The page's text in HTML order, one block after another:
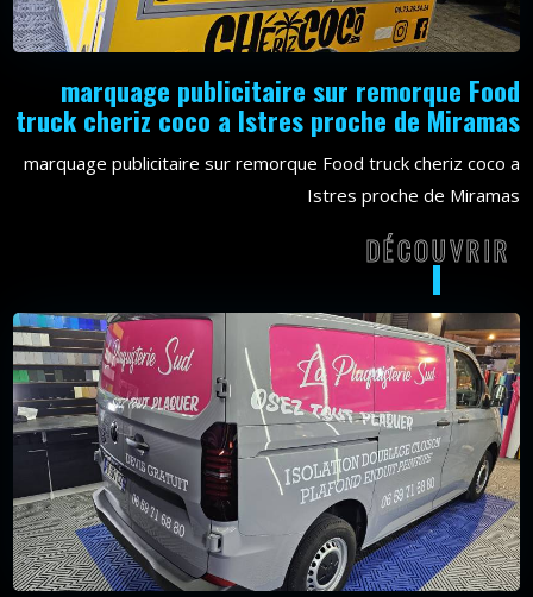
marquage publicitaire sur remorque Food
truck cheriz coco a Istres proche de Miramas
marquage publicitaire sur remorque Food truck cheriz coco a
Istres proche de Miramas
DÉCOUVRIR